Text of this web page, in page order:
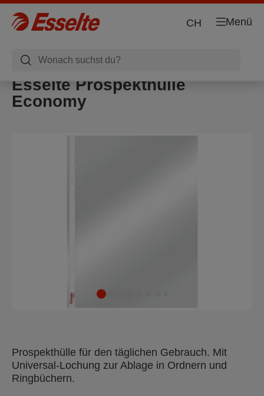
Menü
CH
Esselte Prospekthülle
Economy
Prospekthülle für den täglichen Gebrauch. Mit
Universal-Lochung zur Ablage in Ordnern und
Ringbüchern.